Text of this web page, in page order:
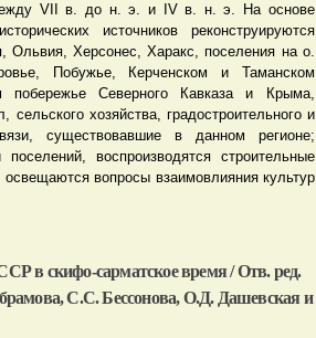
VII в. до н. э. и IV в. н. э. На основе
источников реконструируются
Ольвия, Херсонес, Харакс, поселения на о.
Побужье, Керченском и Таманском
побережье Северного Кавказа и Крыма,
хозяйства, градостроительного и
существовавшие в данном регионе;
воспроизводятся строительные
вопросы взаимовлияния культур
в скифо-сарматское время / Отв. ред.
С.С. Бессонова, О.Д. Дашевская и